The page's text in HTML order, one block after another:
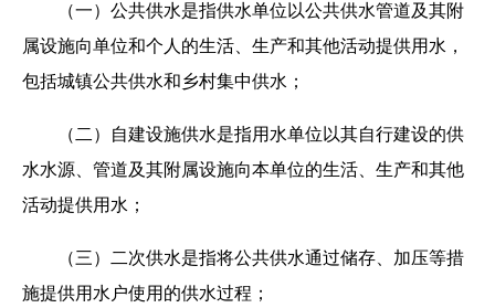
（一）公共供水是指供水单位以公共供水管道及其附
属设施向单位和个人的生活、生产和其他活动提供用水，
包括城镇公共供水和乡村集中供水；
（二）自建设施供水是指用水单位以其自行建设的供
水水源、管道及其附属设施向本单位的生活、生产和其他
活动提供用水；
（三）二次供水是指将公共供水通过储存、加压等措
施提供用水户使用的供水过程；